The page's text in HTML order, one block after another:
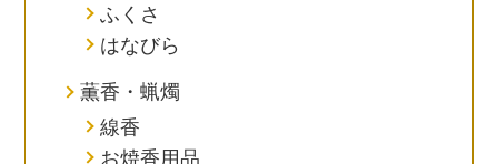
ふくさ
はなびら
薫香・蝋燭
線香
お焼香用品